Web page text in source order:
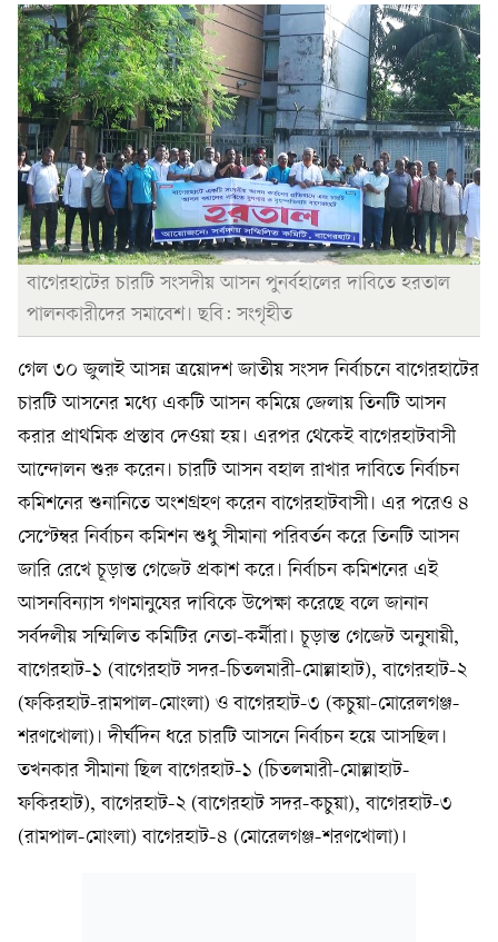
বাগেরহাটের চারটি সংসদীয় আসন পুনর্বহালের দাবিতে হরতাল
পালনকারীদের সমাবেশ। ছবি: সংগৃহীত
গেল ৩০ জুলাই আসন্ন ত্রয়োদশ জাতীয় সংসদ নির্বাচনে বাগেরহাটের
চারটি আসনের মধ্যে একটি আসন কমিয়ে জেলায় তিনটি আসন
করার প্রাথমিক প্রস্তাব দেওয়া হয়। এরপর থেকেই বাগেরহাটবাসী
আন্দোলন শুরু করেন। চারটি আসন বহাল রাখার দাবিতে নির্বাচন
কমিশনের শুনানিতে অংশগ্রহণ করেন বাগেরহাটবাসী। এর পরেও ৪
সেপ্টেম্বর নির্বাচন কমিশন শুধু সীমানা পরিবর্তন করে তিনটি আসন
জারি রেখে চূড়ান্ত গেজেট প্রকাশ করে। নির্বাচন কমিশনের এই
আসনবিন্যাস গণমানুষের দাবিকে উপেক্ষা করেছে বলে জানান
সর্বদলীয় সম্মিলিত কমিটির নেতা-কর্মীরা। চূড়ান্ত গেজেট অনুযায়ী,
বাগেরহাট-১ (বাগেরহাট সদর-চিতলমারী-মোল্লাহাট), বাগেরহাট-২
(ফকিরহাট-রামপাল-মোংলা) ও বাগেরহাট-৩ (কচুয়া-মোরেলগঞ্জ-
শরণখোলা)। দীর্ঘদিন ধরে চারটি আসনে নির্বাচন হয়ে আসছিল।
তখনকার সীমানা ছিল বাগেরহাট-১ (চিতলমারী-মোল্লাহাট-
ফকিরহাট), বাগেরহাট-২ (বাগেরহাট সদর-কচুয়া), বাগেরহাট-৩
(রামপাল-মোংলা) বাগেরহাট-৪ (মোরেলগঞ্জ-শরণখোলা)।